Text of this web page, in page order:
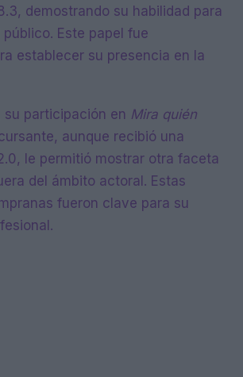
demostrando su habilidad para
Este papel fue
establecer su presencia en la
su participación en Mira quién
aunque recibió una
le permitió mostrar otra faceta
del ámbito actoral. Estas
fueron clave para su